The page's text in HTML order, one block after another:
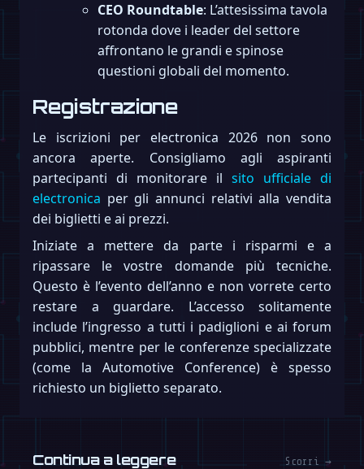
CEO Roundtable: L’attesissima tavola
rotonda dove i leader del settore
affrontano le grandi e spinose
questioni globali del momento.
Registrazione
Le iscrizioni per electronica 2026 non sono
ancora aperte. Consigliamo agli aspiranti
partecipanti di monitorare il sito ufficiale di
electronica per gli annunci relativi alla vendita
dei biglietti e ai prezzi.
Iniziate a mettere da parte i risparmi e a
ripassare le vostre domande più tecniche.
Questo è l’evento dell’anno e non vorrete certo
restare a guardare. L’accesso solitamente
include l’ingresso a tutti i padiglioni e ai forum
pubblici, mentre per le conferenze specializzate
(come la Automotive Conference) è spesso
richiesto un biglietto separato.
Continua a leggere Scorri →